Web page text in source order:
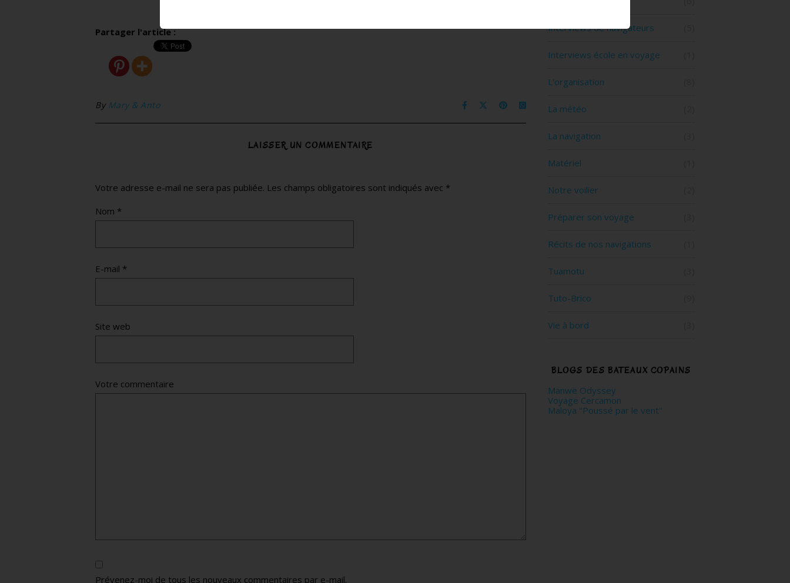
Partager l'article :
By Mary & Anto
LAISSER UN COMMENTAIRE
Votre adresse e-mail ne sera pas publiée. Les champs obligatoires sont indiqués avec *
Nom *
E-mail *
Site web
Votre commentaire
Prévenez-moi de tous les nouveaux commentaires par e-mail.
Interviews de navigateurs
Interviews école en voyage
L'organisation
La météo
La navigation
Matériel
Notre voilier
Préparer son voyage
Récits de nos navigations
Tuamotu
Tuto-Brico
Vie à bord
BLOGS DES BATEAUX COPAINS
Manwë Odyssey
Voyage Cercamon
Maloya "Poussé par le vent"